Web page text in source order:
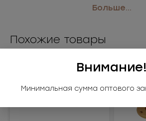
Больше...
Похожие товары
Внимание!
Минимальная сумма оптового